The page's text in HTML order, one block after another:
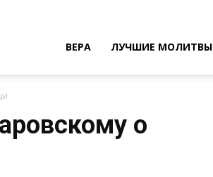
ВЕРА ЛУЧШИЕ МОЛИТВЫ
о